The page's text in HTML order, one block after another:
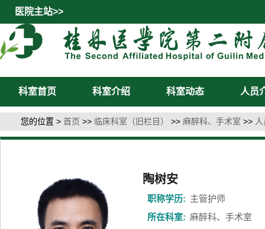
医院主站>>
科室首页 科室介绍 科室动态 人员
您的位置 > 首页 >> 临床科室（旧栏目） >> 麻醉科、手术室 >>
陶树安
职称学历: 主管护师
所在科室: 麻醉科、手术室